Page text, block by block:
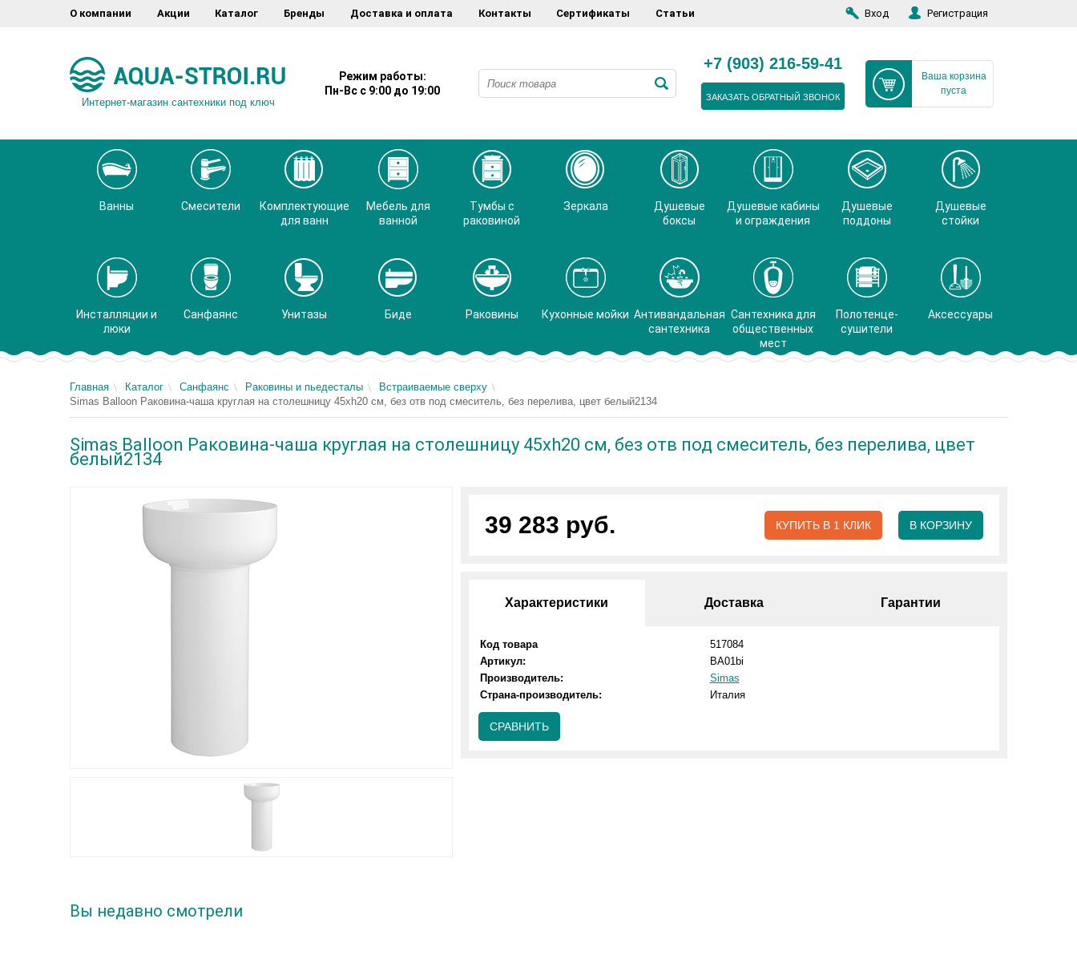
О компании Акции Каталог Бренды Доставка и оплата Контакты Сертификаты Статьи Вход Регистрация
Интернет-магазин сантехники под ключ
Режим работы:
Пн-Вс с 9:00 до 19:00
+7 (903) 216-59-41
ЗАКАЗАТЬ ОБРАТНЫЙ ЗВОНОК
Ваша корзина
пуста
Ванны Смесители
Комплектующие
для ванн
Мебель для
ванной
Тумбы с
раковиной
Зеркала
Душевые
боксы
Душевые кабины
и ограждения
Душевые
поддоны
Душевые
стойки
Инсталляции и
люки
Санфаянс Унитазы Биде Раковины Кухонные мойки Антивандальная
сантехника
Сантехника для
общественных
мест
Полотенце-
сушители
Аксессуары
Главная Каталог Санфаянс Раковины и пьедесталы
Встраиваемые сверху
Simas Balloon Раковина-чаша круглая на столешницу 45xh20 см, без отв под смеситель, без перелива, цвет белый2134
Simas Balloon Раковина-чаша круглая на столешницу 45xh20 см, без отв под смеситель, без перелива, цвет
белый2134
39 283 руб. КУПИТЬ В 1 КЛИК В КОРЗИНУ
Характеристики Доставка Гарантии
Код товара
517084
Артикул:
BA01bi
Производитель:
Simas
Страна-производитель:
Италия
СРАВНИТЬ
Вы недавно смотрели